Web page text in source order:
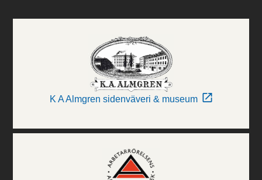
K A Almgren sidenväveri & museum